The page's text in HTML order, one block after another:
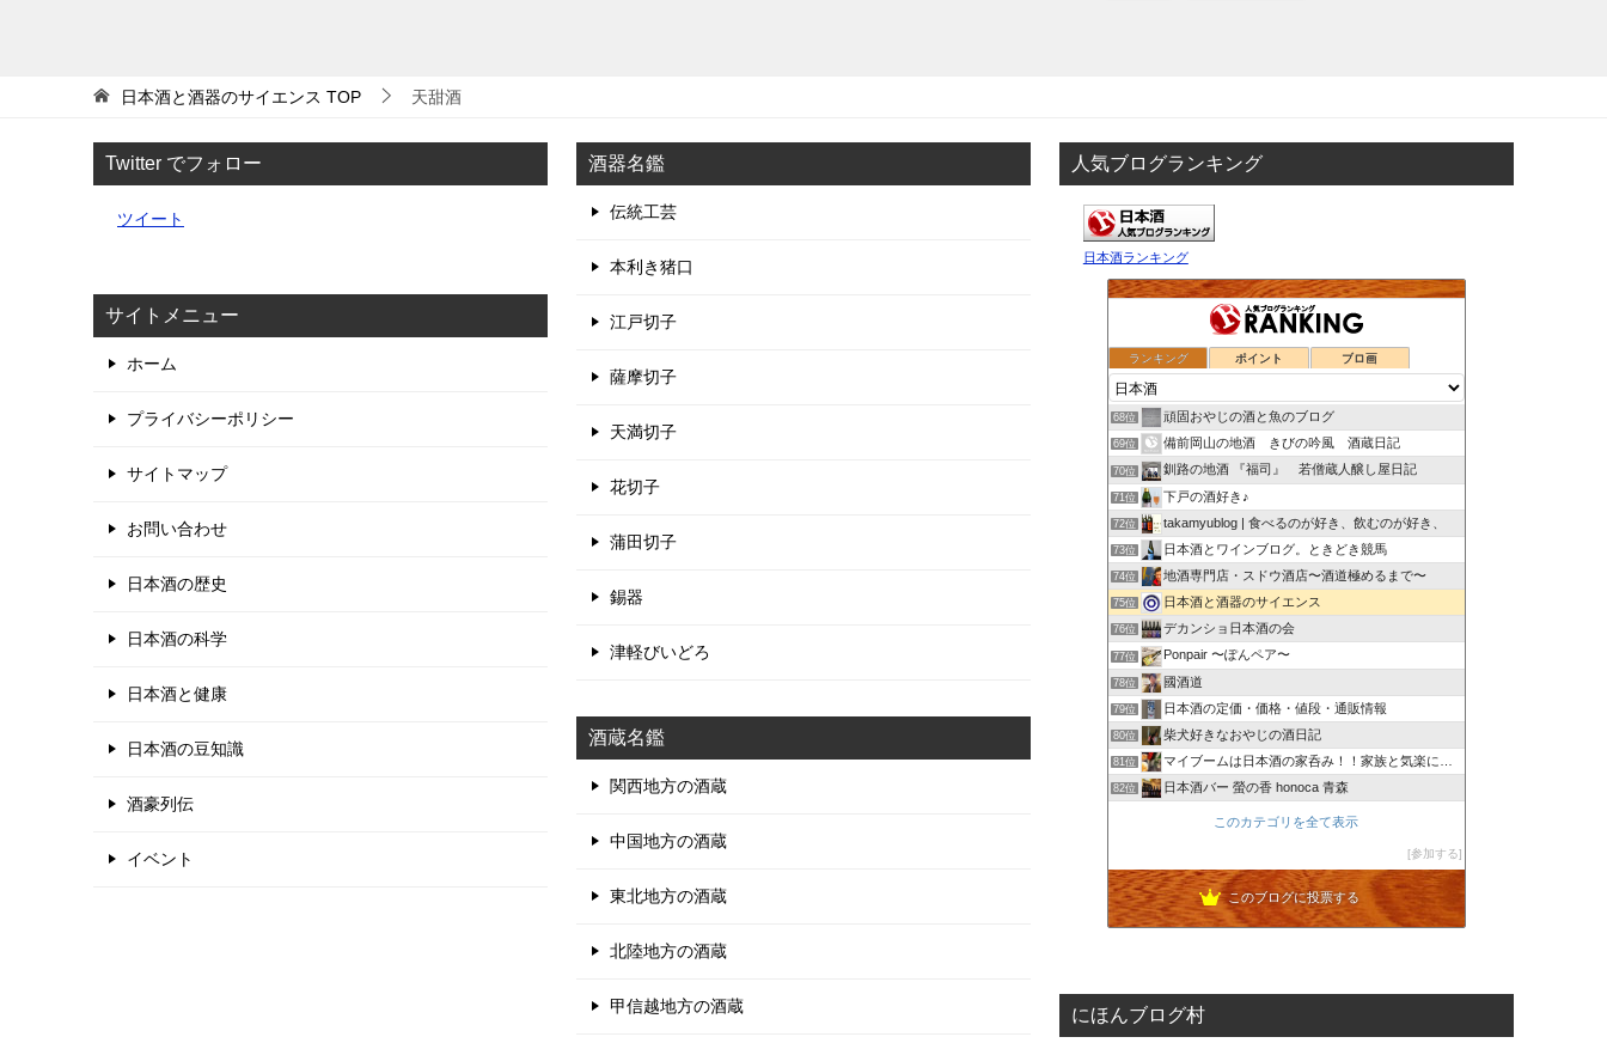
日本酒と酒器のサイエンス TOP 天甜酒
Twitter でフォロー
ツイート
サイトメニュー
ホーム
プライバシーポリシー
サイトマップ
お問い合わせ
日本酒の歴史
日本酒の科学
日本酒と健康
日本酒の豆知識
酒豪列伝
イベント
酒器名鑑
伝統工芸
本利き猪口
江戸切子
薩摩切子
天満切子
花切子
蒲田切子
錫器
津軽びいどろ
酒蔵名鑑
関西地方の酒蔵
中国地方の酒蔵
東北地方の酒蔵
北陸地方の酒蔵
甲信越地方の酒蔵
人気ブログランキング
日本酒ランキング
ランキング ポイント ブロ画
68位 頑固おやじの酒と魚のブログ
69位 備前岡山の地酒 きびの吟風 酒蔵日記
70位 釧路の地酒 『福司』 若僧蔵人醸し屋日記
71位 下戸の酒好き♪
72位 takamyublog | 食べるのが好き、飲むのが好き、
73位 日本酒とワインブログ。ときどき競馬
74位 地酒専門店・スドウ酒店〜酒道極めるまで〜
75位 日本酒と酒器のサイエンス
76位 デカンショ日本酒の会
77位 Ponpair 〜ぽんペア〜
78位 國酒道
79位 日本酒の定価・価格・値段・通販情報
80位 柴犬好きなおやじの酒日記
81位 マイブームは日本酒の家呑み！！家族と気楽にいこう！！
82位 日本酒バー 螢の香 honoca 青森
このカテゴリを全て表示
参加する
このブログに投票する
にほんブログ村